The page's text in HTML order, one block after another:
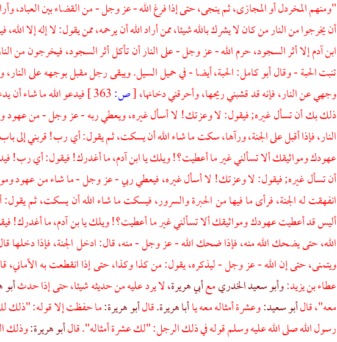
"ومنهم المخردل أو المجازى، ثم ينجى، حتى إذا فرغ الله - عز وجل - من القضاء بين العباد،
أن يخرجوا من النار من كان لا يشرك بالله شيئا، ممن أراد الله أن يرحمه، ممن يقول: لا إله إلا
ابنآدمإلا أثر السجود، حرم الله - عز وجل - على النار أن تأكل أثر السجود، فيخرجون من
تنبت الحبة - وقالأبو كامل:الحبة، أيضا - في حميل السيل. ويبقى رجل مقبل بوجهه على
وجهي عن النار، فإنه قد قشبني ريحها، وأحرقني دخانها،[ص:
فيدعو الله ما شاء
ذلك بك أن تسأل غيره; فيقول: لا وعزتك! لا أسأل غيره، ويعطي ربه - عز وجل - من عهود
النار، فإذا أقبل على الجنة، ورآها، سكت ما شاء الله أن يسكت، ثم يقول: أي رب! قربني إلى
عهودك ومواثيقك ألا تسألني غير ما أعطيت؟! ويلك يا ابنآدم،ما أغدرك! فيقول: أي رب!
أن تسأل غيره; فيقول: لا وعزتك! لا أسأل غيره، فيعطي ربي - عز وجل - ما شاء من عهود
انفهقت له الجنة، فرأى ما فيها من الحبرة والسرور، فيسكت ما شاء الله أن يسكت، ثم
أليس قد أعطيت عهودك ومواثيقك ألا تسألني غير ما أعطيت؟! ويلك يا بنآدم،ما أغدرك!
الله، حتى يضحك الله منه، فإذا ضحك الله - عز وجل - منه، قال: ادخل الجنة، فإذا دخلها
ويتمنى، حتى إن الله - عز وجل - ليذكره، يقول: من كذا وكذا، حتى إذا انقطعت به
عطاء بن يزيد:وأبو سعيد الخدريمعأبي هريرة،لا يرد عليه من حديثه شيئا، حتى إذا حدث
معه"، قالأبو سعيد:وعشرة أمثاله معه ياأبا هريرة.قالأبو هريرة:ما حفظت إلا قوله: "ذلك
رسول الله صلى الله عليه وسلم قوله في ذلك الرجل: "لك عشرة أمثاله". قالأبو هريرة:وذلك